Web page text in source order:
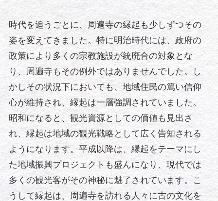
時代を追うごとに、周遍寺の縁起も少しずつその
姿を変えてきました。特に明治時代には、政府の
政策により多くの宗教施設が統廃合の対象とな
り、周遍寺もその例外ではありませんでした。し
かしその状況下においても、地域住民の篤い信仰
心が維持され、縁起は一層強調されていました。
昭和になると、観光資源としての価値も見出さ
れ、縁起は地域の観光戦略として広く告知される
ようになります。平成以降は、縁起をテーマにし
た地域振興プロジェクトも盛んになり、現代では
多くの観光客がその神秘に魅了されています。こ
うして縁起は、周遍寺を訪れる人々に古の文化を